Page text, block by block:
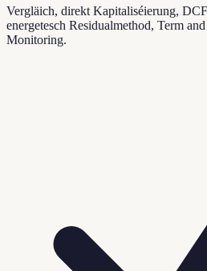
Vergläich, direkt Kapitaliséierung,
energetesch Residualmethod, Term
Monitoring.